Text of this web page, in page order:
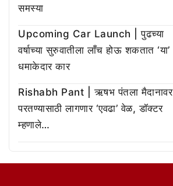
समस्या
Upcoming Car Launch | पुढच्या
वर्षाच्या सुरुवातीला लाँच होऊ शकतात ‘या’
धमाकेदार कार
Rishabh Pant | ऋषभ पंतला मैदानावर
परतण्यासाठी लागणार ‘एवढा’ वेळ, डॉक्टर
म्हणाले…